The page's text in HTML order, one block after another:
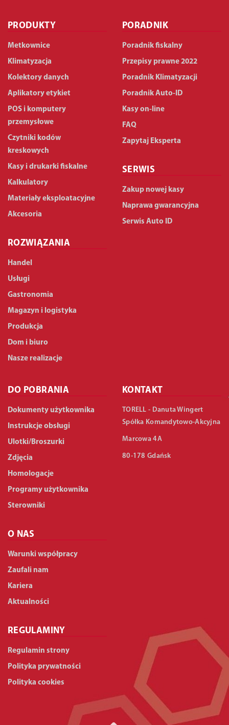
PRODUKTY
Metkownice
Klimatyzacja
Kolektory danych
Aplikatory etykiet
POS i komputery
przemysłowe
Czytniki kodów
kreskowych
Kasy i drukarki fiskalne
Kalkulatory
Materiały eksploatacyjne
Akcesoria
ROZWIĄZANIA
Handel
Usługi
Gastronomia
Magazyn i logistyka
Produkcja
Dom i biuro
Nasze realizacje
PORADNIK
Poradnik fiskalny
Przepisy prawne 2022
Poradnik Klimatyzacji
Poradnik Auto-ID
Kasy on-line
FAQ
Zapytaj Eksperta
SERWIS
Zakup nowej kasy
Naprawa gwarancyjna
Serwis Auto ID
DO POBRANIA
Dokumenty użytkownika
Instrukcje obsługi
Ulotki/Broszurki
Zdjęcia
Homologacje
Programy użytkownika
Sterowniki
O NAS
Warunki współpracy
Zaufali nam
Kariera
Aktualności
REGULAMINY
Regulamin strony
Polityka prywatności
Polityka cookies
KONTAKT
TORELL - Danuta Wingert
Spółka Komandytowo-Akcyjna
Marcowa 4A
80-178 Gdańsk